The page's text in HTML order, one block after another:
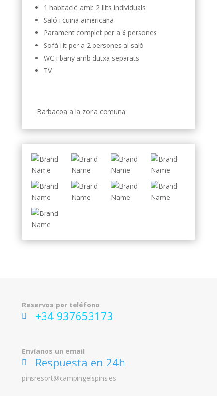
1 habitació amb 2 llits individuals
Saló i cuina americana
Parament complet per a 6 persones
Sofà llit per a 2 persones al saló
WC i bany amb dutxa separats
TV
Barbacoa a la zona comuna
Reservas por teléfono
ne
ic
+34 937653173
Envíanos un email
on
Respuesta en 24h
pinsresort@campingelspins.es